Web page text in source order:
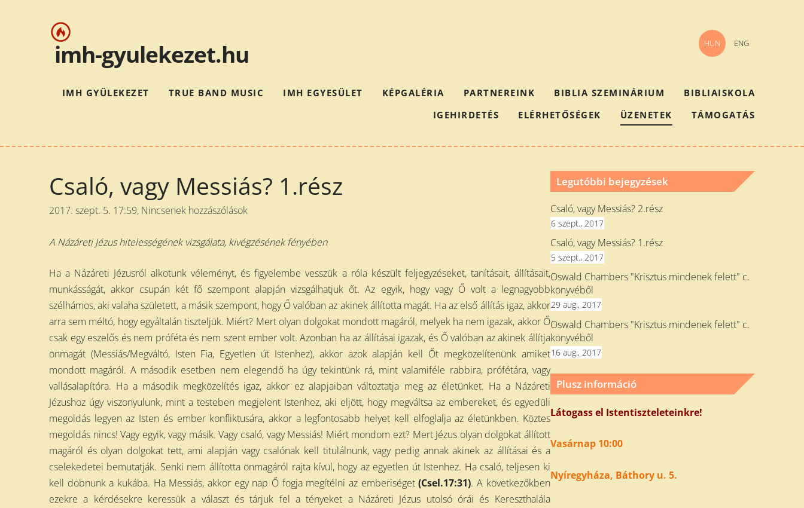
imh-gyulekezet.hu
IMH GYÜLEKEZET TRUE BAND MUSIC IMH EGYESÜLET KÉPGALÉRIA PARTNEREINK BIBLIA SZEMINÁRIUM
BIBLIAISKOLA
IGEHIRDETÉS
ELÉRHETŐSÉGEK ÜZENETEK TÁMOGATÁS
HUN ENG
Legutóbbi bejegyzések
Csaló, vagy Messiás? 2.rész
6 szept., 2017
Csaló, vagy Messiás? 1.rész
5 szept., 2017
Oswald Chambers "Krisztus mindenek felett" c.
könyvéből
29 aug., 2017
Oswald Chambers "Krisztus mindenek felett" c.
könyvéből
16 aug., 2017
Plusz információ
Látogass el Istentiszteleteinkre!
Vasárnap 10:00
Nyíregyháza, Báthory u. 5.
Csaló, vagy Messiás? 1.rész
2017. szept. 5. 17:59, Nincsenek hozzászólások
A Názáreti Jézus hitelességének vizsgálata, kivégzésének fényében
Ha a Názáreti Jézusról alkotunk véleményt, és figyelembe vesszük a róla készült feljegyzéseket, tanításait, állításait,
munkásságát, akkor csupán két fő szempont alapján vizsgálhatjuk őt. Az egyik, hogy vagy Ő volt a legnagyobb
szélhámos, aki valaha született, a másik szempont, hogy Ő valóban az akinek állította magát. Ha az első állítás igaz, akkor
arra sem méltó, hogy egyáltalán tiszteljük. Miért? Mert olyan dolgokat mondott magáról, melyek ha nem igazak, akkor Ő
csak egy eszelős és nem próféta és nem szent ember volt. Azonban ha az állításai igazak, és Ő valóban az akinek állítja
önmagát (Messiás/Megváltó, Isten Fia, Egyetlen út Istenhez), akkor azok alapján kell Őt megközelítenünk amiket
mondott magáról. A második esetben nem elegendő ha úgy tekintünk rá, mint valamiféle rabbira, prófétára, vagy
vallásalapítóra. Ha a második megközelítés igaz, akkor ez alapjaiban változtatja meg az életünket. Ha a Názáreti
Jézushoz úgy viszonyulunk, mint a testeben megjelent Istenhez, aki eljött, hogy megváltsa az embereket, és egyedüli
megoldás legyen az Isten és ember konfliktusára, akkor a legfontosabb helyet kell elfoglalja az életünkben. Köztes
megoldás nincs! Vagy egyik, vagy másik. Vagy csaló, vagy Messiás! Miért mondom ezt? Mert Jézus olyan dolgokat állított
magáról és olyan dolgokat tett, ami alapján vagy csalónak kell titulálnunk, vagy pedig annak akinek az állításai és a
cselekedetei bemutatják. Senki nem állította önmagáról rajta kívül, hogy az egyetlen út Istenhez. Ha csaló, teljesen ki
kell dobnunk a kukába. Ha Messiás, akkor egy nap Ő fogja megítélni az emberiséget(Csel.17:31). A következőkben
ezekre a kérdésekre keressük a választ és tárjuk fel a tényeket a Názáreti Jézus utolsó órái és Kereszthalála